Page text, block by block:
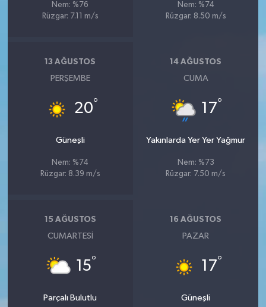
Nem: %76
Rüzgar: 7.11 m/s
Nem: %74
Rüzgar: 8.50 m/s
13 AĞUSTOS
PERŞEMBE
20°
Güneşli
Nem: %74
Rüzgar: 8.39 m/s
14 AĞUSTOS
CUMA
17°
Yakınlarda Yer Yer Yağmur
Nem: %73
Rüzgar: 7.50 m/s
15 AĞUSTOS
CUMARTESI
15°
Parçalı Bulutlu
16 AĞUSTOS
PAZAR
17°
Güneşli